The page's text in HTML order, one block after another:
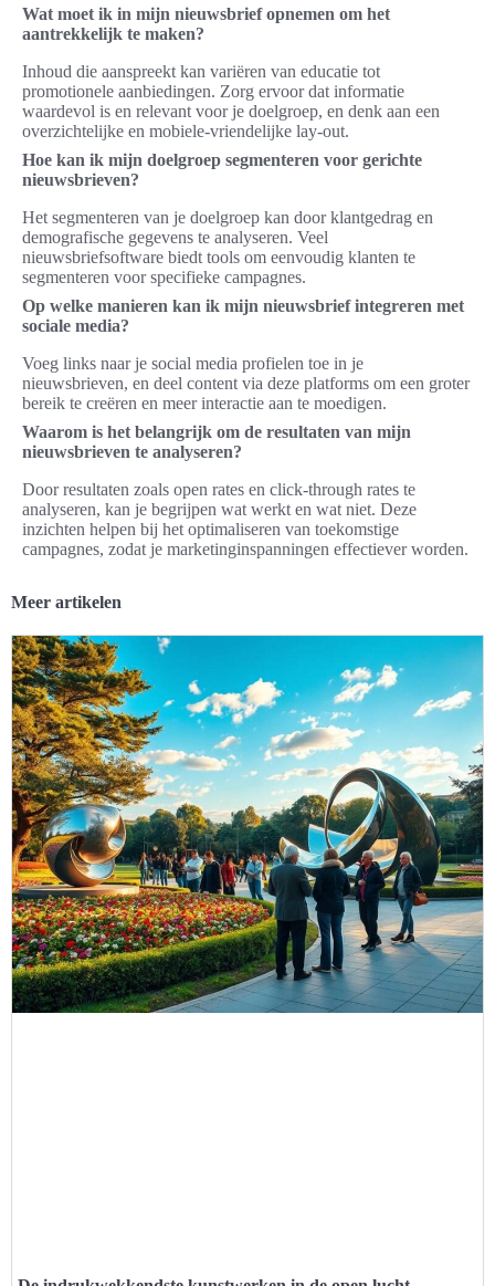
Wat moet ik in mijn nieuwsbrief opnemen om het
aantrekkelijk te maken?
Inhoud die aanspreekt kan variëren van educatie tot
promotionele aanbiedingen. Zorg ervoor dat informatie
waardevol is en relevant voor je doelgroep, en denk aan een
overzichtelijke en mobiele-vriendelijke lay-out.
Hoe kan ik mijn doelgroep segmenteren voor gerichte
nieuwsbrieven?
Het segmenteren van je doelgroep kan door klantgedrag en
demografische gegevens te analyseren. Veel
nieuwsbriefsoftware biedt tools om eenvoudig klanten te
segmenteren voor specifieke campagnes.
Op welke manieren kan ik mijn nieuwsbrief integreren met
sociale media?
Voeg links naar je social media profielen toe in je
nieuwsbrieven, en deel content via deze platforms om een groter
bereik te creëren en meer interactie aan te moedigen.
Waarom is het belangrijk om de resultaten van mijn
nieuwsbrieven te analyseren?
Door resultaten zoals open rates en click-through rates te
analyseren, kan je begrijpen wat werkt en wat niet. Deze
inzichten helpen bij het optimaliseren van toekomstige
campagnes, zodat je marketinginspanningen effectiever worden.
Meer artikelen